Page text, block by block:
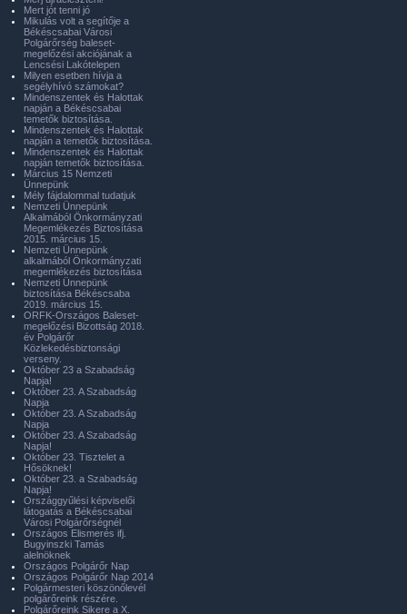
Mert jót tenni jó
Mikulás volt a segítője a
Békéscsabai Városi
Polgárőrség baleset-
megelőzési akciójának a
Lencsési Lakótelepen
Milyen esetben hívja a
segélyhívó számokat?
Mindenszentek és Halottak
napján a Békéscsabai
temetők biztosítása.
Mindenszentek és Halottak
napján a temetők biztosítása.
Mindenszentek és Halottak
napján temetők biztosítása.
Március 15 Nemzeti
Ünnepünk
Mély fájdalommal tudatjuk
Nemzeti Ünnepünk
Alkalmából Önkormányzati
Megemlékezés Biztosítása
2015. március 15.
Nemzeti Ünnepünk
alkalmából Önkormányzati
megemlékezés biztosítása
Nemzeti Ünnepünk
biztosítása Békéscsaba
2019. március 15.
ORFK-Országos Baleset-
megelőzési Bizottság 2018.
év Polgárőr
Közlekedésbiztonsági
verseny.
Október 23 a Szabadság
Napja!
Október 23. A Szabadság
Napja
Október 23. A Szabadság
Napja
Október 23. A Szabadság
Napja!
Október 23. Tisztelet a
Hősöknek!
Október 23. a Szabadság
Napja!
Országgyűlési képviselői
látogatás a Békéscsabai
Városi Polgárőrségnél
Országos Elismerés ifj.
Bugyinszki Tamás
alelnöknek
Országos Polgárőr Nap
Országos Polgárőr Nap 2014
Polgármesteri köszönőlevél
polgárőreink részére.
Polgárőreink Sikere a X.